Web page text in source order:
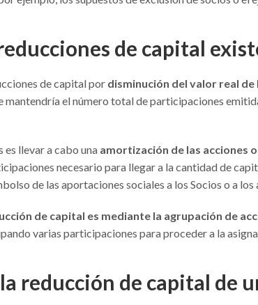
de capital
de capital por disminución del valor real
mantendría el número total de participaciones
llevar a cabo una amortización de las acciones
necesario para llegar a la cantidad de
de las aportaciones sociales a los Socios o a los
de capital es mediante la agrupación de
varias participaciones para proceder a la
reducción de capital de